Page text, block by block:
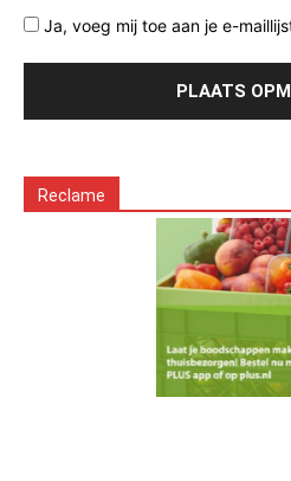
Ja, voeg mij toe aan je e-
Reclame